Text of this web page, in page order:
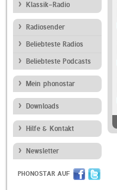
Klassik-Radio
Radiosender
Beliebteste Radios
Beliebteste Podcasts
Mein phonostar
Downloads
Hilfe & Kontakt
Newsletter
PHONOSTAR AUF